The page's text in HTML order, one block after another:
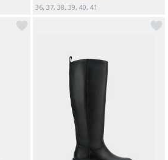
36, 37, 38, 39, 40, 41